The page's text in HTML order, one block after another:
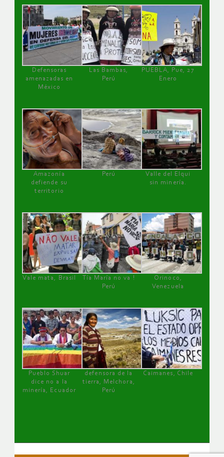
Defensoras
amenazadas en
México
Las Bambas,
Perú
PUEBLA, Pue, 27
Enero
Amazonía
defiende su
territorio
Perú
Valle del Elqui
sin minería.
Vale mata, Brasil
Tía María no va !
Perú
Orinoco,
Venezuela
Pueblo Shuar
dice no a la
minería, Ecuador
defensora de la
tierra, Melchora,
Perú
Caimanes, Chile